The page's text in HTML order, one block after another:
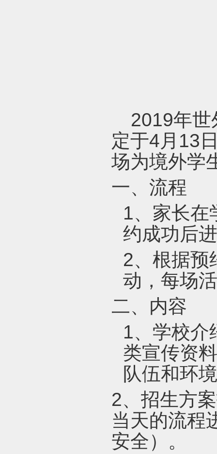
2019年世
定于4月 13
场为境外学
一、流程
1、家长在
约成功后
2、根据预
动，每场
二、内容
1、学校介
类宣传资
队伍和环
2、招生方
当天的流程
安全）。